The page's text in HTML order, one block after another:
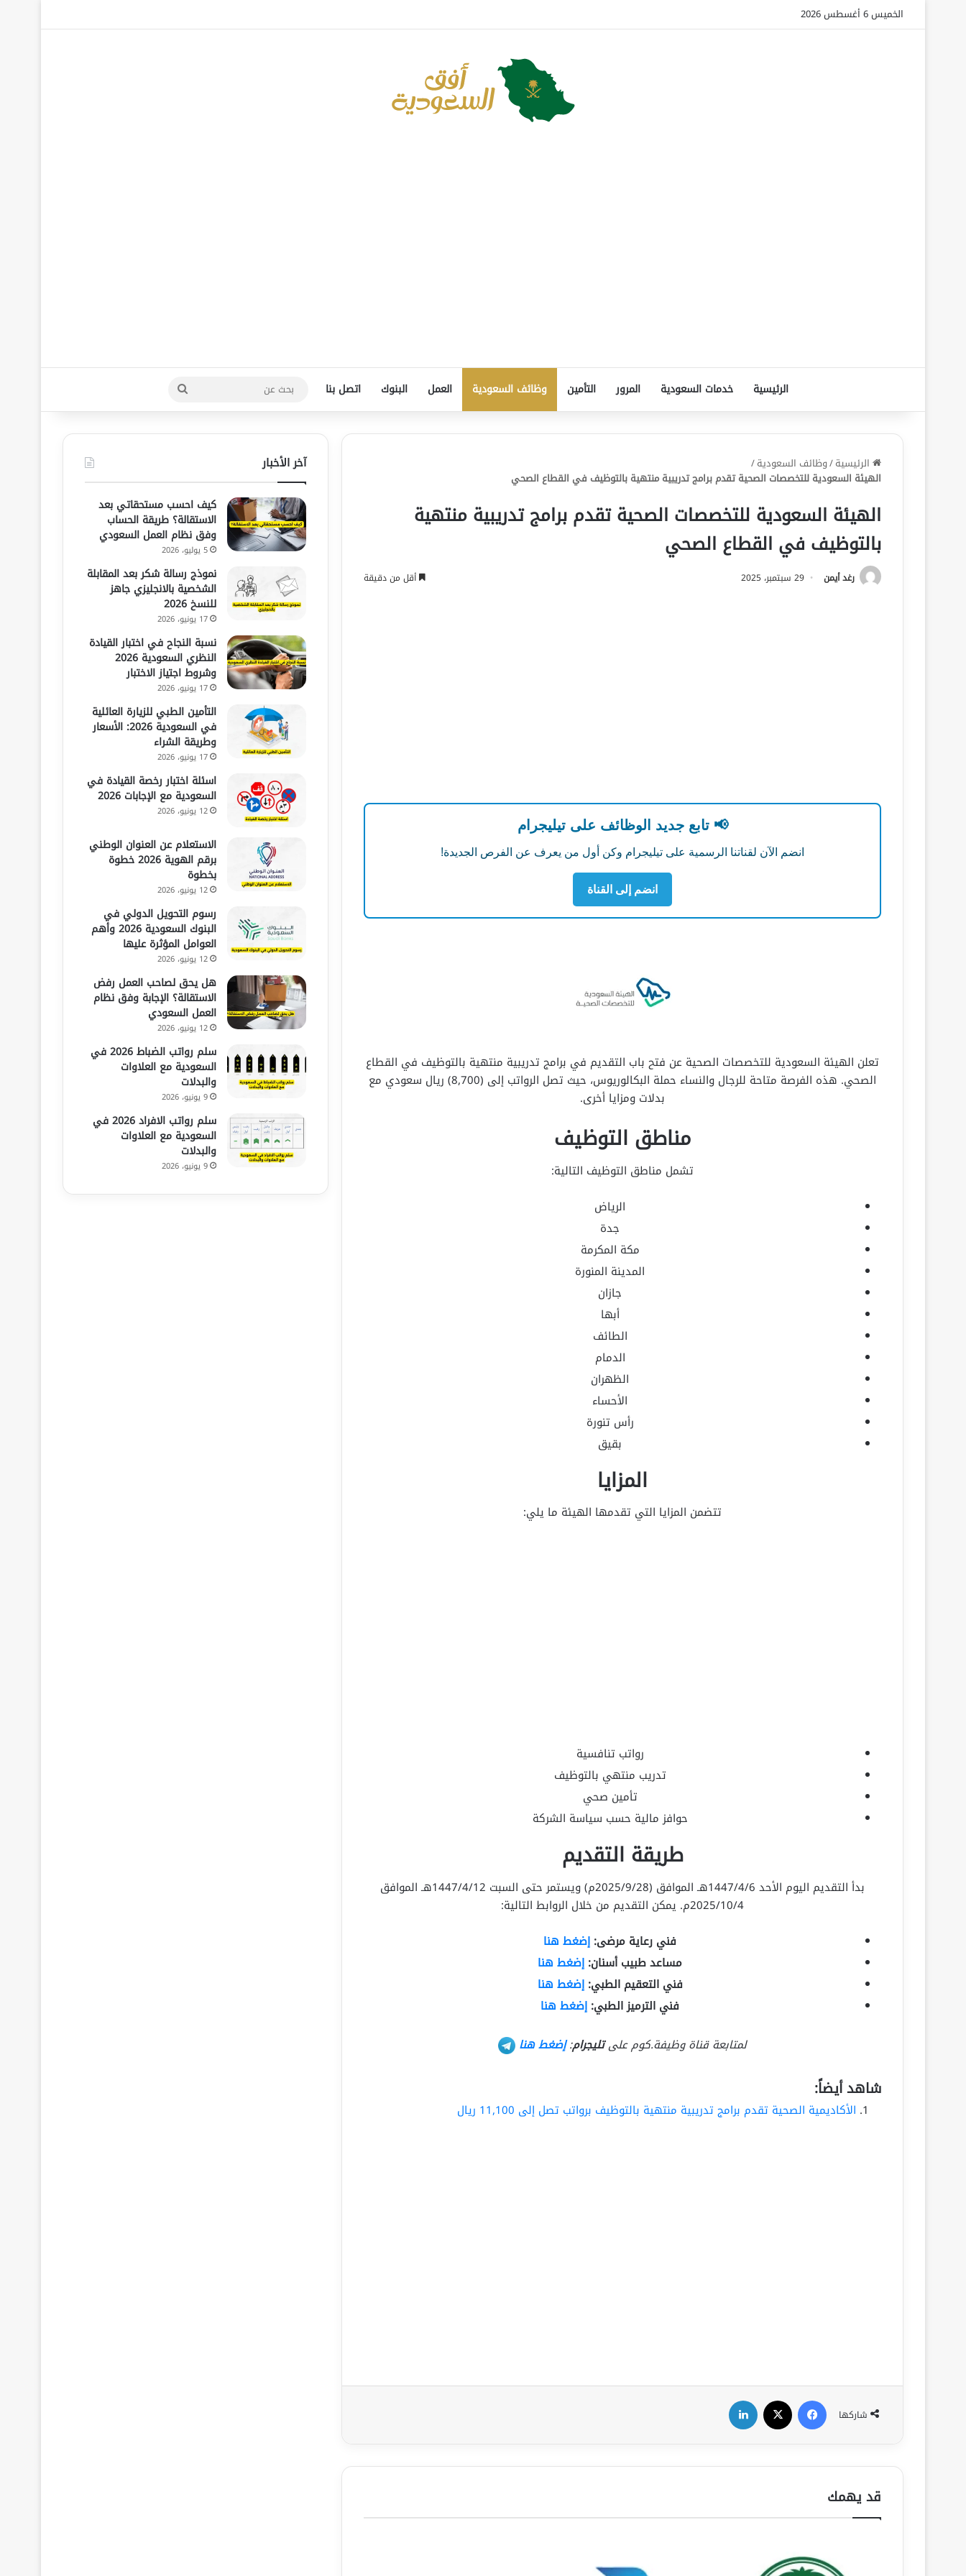
الخميس 6 أغسطس 2026
الرئيسية خدمات السعودية المرور التأمين وظائف السعودية العمل البنوك اتصل بنا
بحث
عن
الرئيسية/وظائف السعودية/
الهيئة السعودية للتخصصات الصحية تقدم برامج تدريبية منتهية بالتوظيف في القطاع الصحي
الهيئة السعودية للتخصصات الصحية تقدم برامج تدريبية منتهية
بالتوظيف في القطاع الصحي
رغد أيمن 29 سبتمبر، 2025 أقل من دقيقة
📢 تابع جديد الوظائف على تيليجرام
انضم الآن لقناتنا الرسمية على تيليجرام وكن أول من يعرف عن الفرص الجديدة!
انضم إلى القناة
تعلن الهيئة السعودية للتخصصات الصحية عن فتح باب التقديم في برامج تدريبية منتهية بالتوظيف في القطاع
الصحي. هذه الفرصة متاحة للرجال والنساء حملة البكالوريوس، حيث تصل الرواتب إلى (8,700) ريال سعودي مع
بدلات ومزايا أخرى.
مناطق التوظيف
تشمل مناطق التوظيف التالية:
الرياض
جدة
مكة المكرمة
المدينة المنورة
جازان
أبها
الطائف
الدمام
الظهران
الأحساء
رأس تنورة
بقيق
المزايا
تتضمن المزايا التي تقدمها الهيئة ما يلي:
رواتب تنافسية
تدريب منتهي بالتوظيف
تأمين صحي
حوافز مالية حسب سياسة الشركة
طريقة التقديم
بدأ التقديم اليوم الأحد 1447/4/6هـ الموافق (2025/9/28م) ويستمر حتى السبت 1447/4/12هـ الموافق
2025/10/4م. يمكن التقديم من خلال الروابط التالية:
فني رعاية مرضى: إضغط هنا
مساعد طبيب أسنان: إضغط هنا
فني التعقيم الطبي: إضغط هنا
فني الترميز الطبي: إضغط هنا
لمتابعة قناة وظيفة.كوم علىتليجرام:إضغط هنا
شاهد أيضاً:
الأكاديمية الصحية تقدم برامج تدريبية منتهية بالتوظيف برواتب تصل إلى 11,100 ريال
شاركها
فيسبوك
قد يهمك
آخر الأخبار
كيف احسب مستحقاتي بعد
الاستقالة؟ طريقة الحساب
وفق نظام العمل السعودي
5 يوليو، 2026
نموذج رسالة شكر بعد المقابلة
الشخصية بالانجليزي جاهز
للنسخ 2026
17 يونيو، 2026
نسبة النجاح في اختبار القيادة
النظري السعودية 2026
وشروط اجتياز الاختبار
17 يونيو، 2026
التأمين الطبي للزيارة العائلية
في السعودية 2026: الأسعار
وطريقة الشراء
17 يونيو، 2026
اسئلة اختبار رخصة القيادة في
السعودية مع الإجابات 2026
12 يونيو، 2026
الاستعلام عن العنوان الوطني
برقم الهوية 2026 خطوة
بخطوة
12 يونيو، 2026
رسوم التحويل الدولي في
البنوك السعودية 2026 وأهم
العوامل المؤثرة عليها
12 يونيو، 2026
هل يحق لصاحب العمل رفض
الاستقالة؟ الإجابة وفق نظام
العمل السعودي
12 يونيو، 2026
سلم رواتب الضباط 2026 في
السعودية مع العلاوات
والبدلات
9 يونيو، 2026
سلم رواتب الافراد 2026 في
السعودية مع العلاوات
والبدلات
9 يونيو، 2026